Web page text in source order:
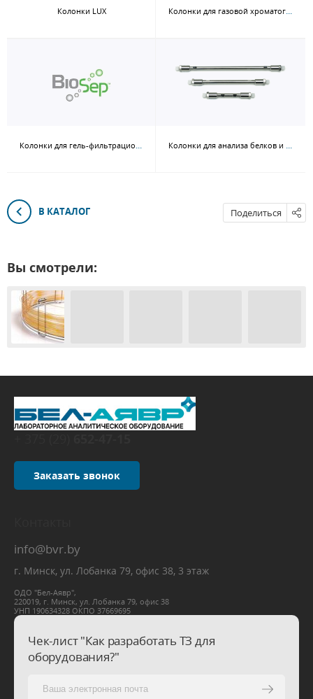
Колонки LUX Колонки для газовой хроматографии Phenomenex
Колонки для гель-фильтрационной хроматографии BioSep Колонки для анализа белков и пептидов Aeris
В КАТАЛОГ Поделиться
Вы смотрели:
Заказать звонок
info@bvr.by
г. Минск, ул. Лобанка 79, офис 38, 3 этаж
ОДО "Бел-Аявр",
220019, г. Минск, ул. Лобанка 79, офис 38
УНП 190634328 ОКПО 37669695
Чек-лист "Как разработать ТЗ для
оборудования?"